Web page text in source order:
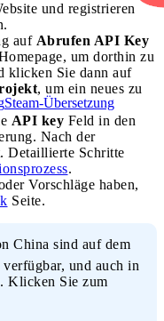
Steam-Übersetzung
und registrieren
auf Abrufen API Key
um dorthin zu
klicken Sie dann auf
, um ein neues zu
API key Feld in den
Nach der
Detaillierte Schritte
.
Vorschläge haben,
Seite.
China sind auf dem
und auch in
Klicken Sie zum